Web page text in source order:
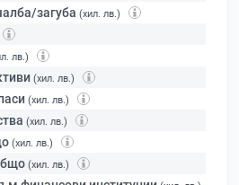
загуба (хил. лв.)
лв.)
(хил. лв.)
(хил. лв.)
(хил. лв.)
(хил. лв.)
(хил. лв.)